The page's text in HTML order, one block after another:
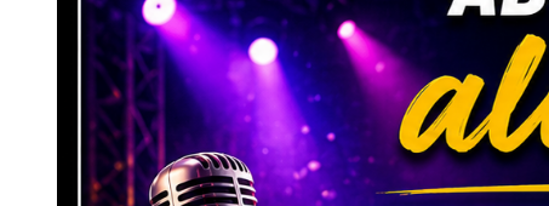
Ich möchte dabei sein
Das Team der
Schlagercouch
Schlagercouch im TV